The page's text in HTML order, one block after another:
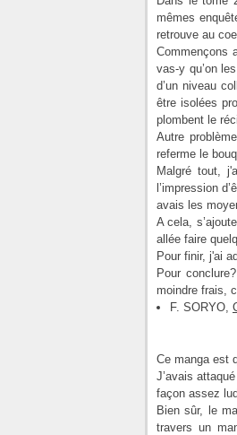
mêmes
retrouve au
Commençons
vas-y qu’on
d’un niveau
être isolées
plombent le
Autre
referme le
Malgré tout,
l’impression
avais les
A cela,
allée faire
Pour finir, j'ai
Pour
moindre frais,
F. SORYO,
Ce manga est
J’avais
façon assez
Bien sûr, le
travers un